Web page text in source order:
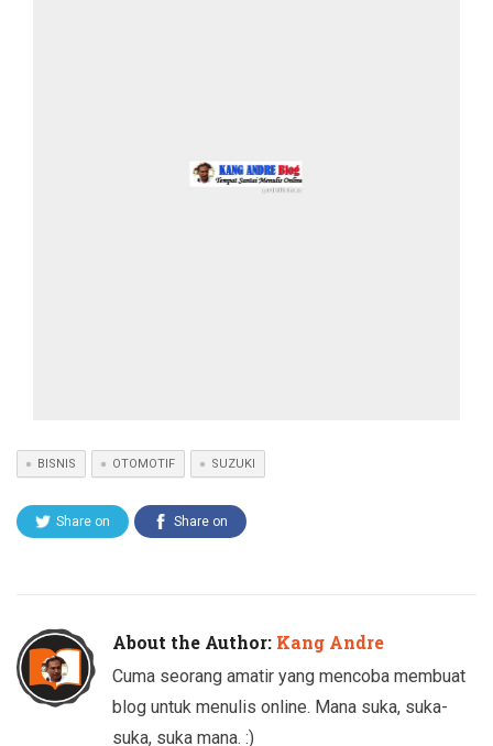
BISNIS OTOMOTIF SUZUKI
Share on Share on
About the Author: Kang Andre
Cuma seorang amatir yang mencoba membuat
blog untuk menulis online. Mana suka, suka-
suka, suka mana. :)